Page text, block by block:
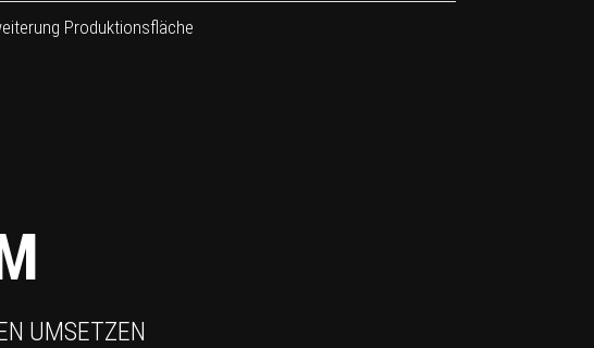
Produktionsfläche
UMSETZEN